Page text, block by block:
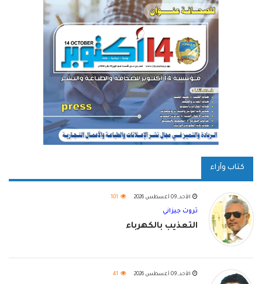
كتاب وآراء
الأحد, 09 أغسطس 2026 101
ثروت جيزاني
التعذيب بالكهرباء
الأحد, 09 أغسطس 2026 41